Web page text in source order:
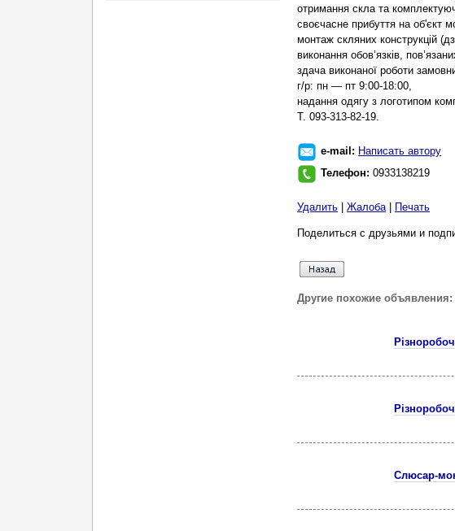
отримання скла та
своєчасне прибуття на об'єкт
монтаж скляних конструкцій
виконання обов’язків,
здача виконаної роботи
г/р: пн — пт 9:00-18:00,
надання одягу з логотипом
Т. 093-313-82-19.
e-mail: Написать автору
Телефон: 0933138219
Удалить Жалоба| Печать
Поделиться с друзьями и
Другие похожие объявления:
Cлюсар-